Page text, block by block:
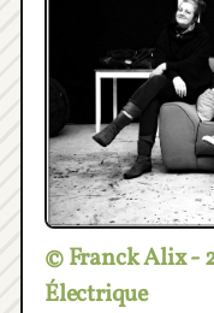
© Franck Alix -
Électrique